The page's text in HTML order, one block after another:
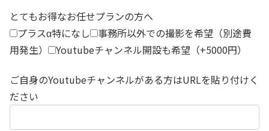
とてもお得なお任せプランの方へ
プラスα特になし
事務所以外での撮影を希望（別途費
用発生）
Youtubeチャンネル開設も希望（+5000円）
ご自身のYoutubeチャンネルがある方はURLを貼り付けく
ださい